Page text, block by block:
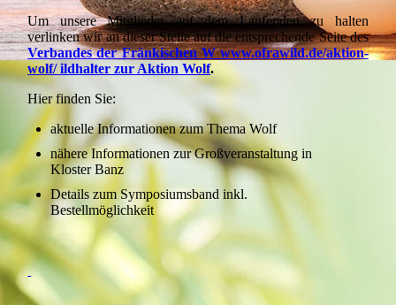
Um unsere Mitglieder auf dem Laufenden zu halten
verlinken wir an dieser Stelle auf die entsprechende Seite des
Verbandes der Fränkischen W www.ofrawild.de/aktion-
wolf/ ildhalter zur Aktion Wolf.
Hier finden Sie:
aktuelle Informationen zum Thema Wolf
nähere Informationen zur Großveranstaltung in
Kloster Banz
Details zum Symposiumsband inkl.
Bestellmöglichkeit